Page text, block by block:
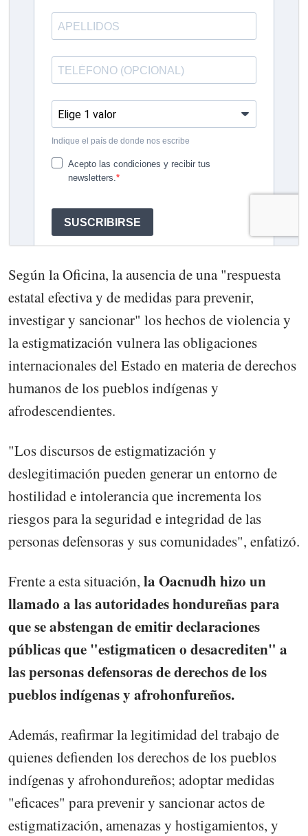
Según la Oficina, la ausencia de una "respuesta
estatal efectiva y de medidas para prevenir,
investigar y sancionar" los hechos de violencia y
la estigmatización vulnera las obligaciones
internacionales del Estado en materia de derechos
humanos de los pueblos indígenas y
afrodescendientes.
"Los discursos de estigmatización y
deslegitimación pueden generar un entorno de
hostilidad e intolerancia que incrementa los
riesgos para la seguridad e integridad de las
personas defensoras y sus comunidades", enfatizó.
Frente a esta situación, la Oacnudh hizo un
llamado a las autoridades hondureñas para
que se abstengan de emitir declaraciones
públicas que "estigmaticen o desacrediten" a
las personas defensoras de derechos de los
pueblos indígenas y afrohonfureños.
Además, reafirmar la legitimidad del trabajo de
quienes defienden los derechos de los pueblos
indígenas y afrohondureños; adoptar medidas
"eficaces" para prevenir y sancionar actos de
estigmatización, amenazas y hostigamientos, y